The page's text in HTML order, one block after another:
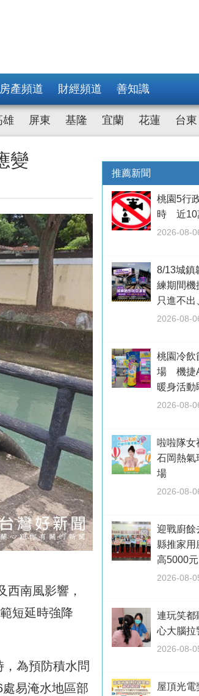
房產頻道 財經頻道 善知識
雄 屏東 基隆 宜蘭 花蓮 台東
變
西南風影響，
短延時強降
為預防積水問
易淹水地區部
推薦新聞
桃園5行
時 近10
2026-08-
8/13城
練期間機
只進不
2026-08-
桃園冷飲
場 機捷
暖身活動
2026-08-
啦啦隊
石岡熱氣
場
2026-08-
迎戰廚
縣推家用
高5000
2026-08-
連玩笑
心大腦拉
2026-08-
屋頂光